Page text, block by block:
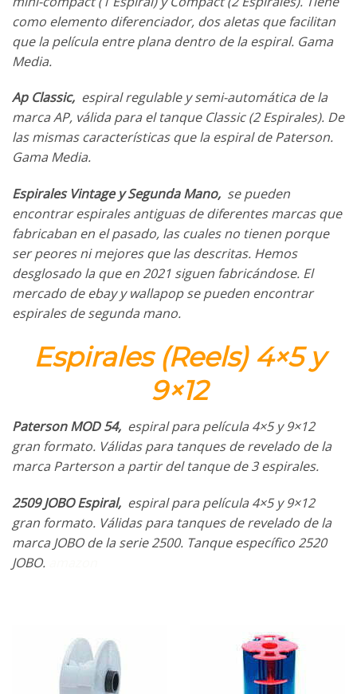
como elemento diferenciador, dos aletas que facilitan
que la película entre plana dentro de la espiral. Gama
Media.
Ap Classic, espiral regulable y semi-automática de la
marca AP, válida para el tanque Classic (2 Espirales). De
las mismas características que la espiral de Paterson.
Gama Media.
Espirales Vintage y Segunda Mano, se pueden
encontrar espirales antiguas de diferentes marcas que
fabricaban en el pasado, las cuales no tienen porque
ser peores ni mejores que las descritas. Hemos
desglosado la que en 2021 siguen fabricándose. El
mercado de ebay y wallapop se pueden encontrar
espirales de segunda mano.
Espirales (Reels) 4×5 y
9×12
Paterson MOD 54, espiral para película 4×5 y 9×12
gran formato. Válidas para tanques de revelado de la
marca Parterson a partir del tanque de 3 espirales.
2509 JOBO Espiral, espiral para película 4×5 y 9×12
gran formato. Válidas para tanques de revelado de la
marca JOBO de la serie 2500. Tanque específico 2520
JOBO.